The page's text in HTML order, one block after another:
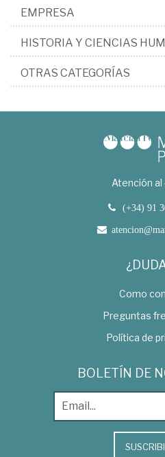
EMPRESA
HISTORIA Y CIENCIAS
OTRAS CATEGORÍAS
Atención
(+34) 91
Como
Preguntas
Política de
BOLETÍN DE